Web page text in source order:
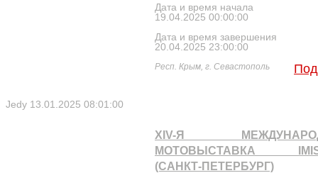
Дата и время начала
19.04.2025 00:00:00
Дата и время завершения
20.04.2025 23:00:00
Респ. Крым, г. Севастополь
Jedy 13.01.2025 08:01:00
XIV-Я
МОТОВЫСТАВКА IMIS-
(САНКТ-ПЕТЕРБУРГ)